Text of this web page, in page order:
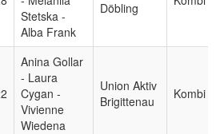
Stetska -
Alba Frank
Döbling
Anina Gollar
- Laura
Cygan -
Vivienne
Wiedena
Union Aktiv
Brigittenau
Kombi